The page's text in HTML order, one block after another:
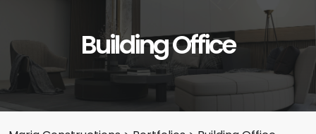
Building Office